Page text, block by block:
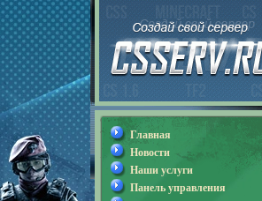
Главная
Новости
Наши услуги
Панель управления